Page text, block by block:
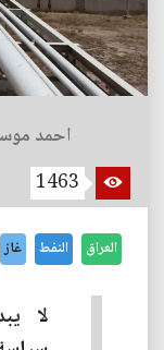
احمد
1463
العراق النفط غاز
لا